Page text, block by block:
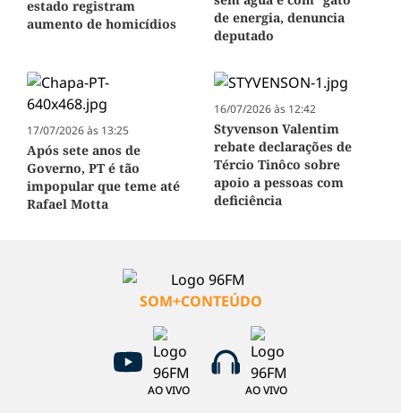
estado registram
aumento de homicídios
de energia, denuncia
deputado
17/07/2026 às 13:25
Após sete anos de
Governo, PT é tão
impopular que teme até
Rafael Motta
16/07/2026 às 12:42
Styvenson Valentim
rebate declarações de
Tércio Tinôco sobre
apoio a pessoas com
deficiência
SOM+CONTEÚDO
AO VIVO AO VIVO